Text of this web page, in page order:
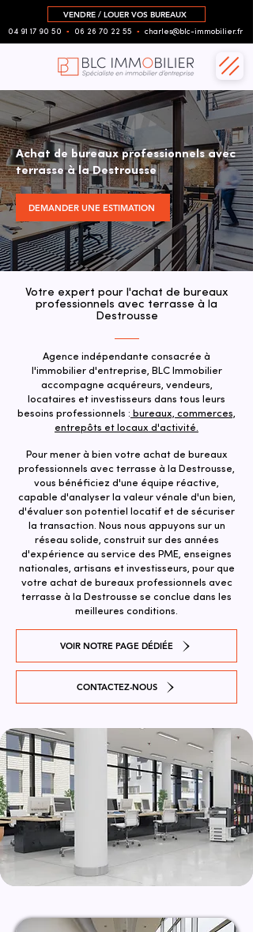
VENDRE / LOUER VOS BUREAUX
04 91 17 90 50 ▪︎ 06 26 70 22 55 ▪︎ charles@blc-immobilier.fr
Achat de bureaux professionnels avec
terrasse à la Destrousse
DEMANDER UNE ESTIMATION
Votre expert pour l'achat de bureaux
professionnels avec terrasse à la
Destrousse
Agence indépendante consacrée à
l'immobilier d'entreprise, BLC Immobilier
accompagne acquéreurs, vendeurs,
locataires et investisseurs dans tous leurs
besoins professionnels : bureaux, commerces,
entrepôts et locaux d'activité.
Pour mener à bien votre achat de bureaux
professionnels avec terrasse à la Destrousse,
vous bénéficiez d'une équipe réactive,
capable d'analyser la valeur vénale d'un bien,
d'évaluer son potentiel locatif et de sécuriser
la transaction. ​Nous nous appuyons sur un
réseau solide, construit sur des années
d'expérience au service des PME, enseignes
nationales, artisans et investisseurs, pour que
votre achat de bureaux professionnels avec
terrasse à la Destrousse se conclue dans les
meilleures conditions.
VOIR NOTRE PAGE DÉDIÉE
CONTACTEZ-NOUS